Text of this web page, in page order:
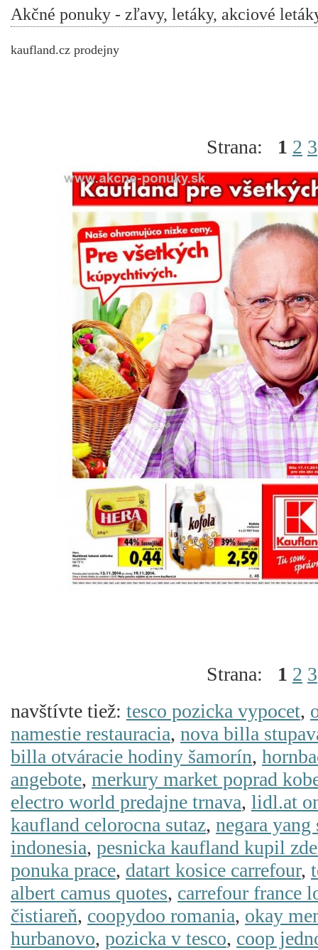
Akčné ponuky - zľavy, letáky, akciové
kaufland.cz prodejny
Strana: 1 2 3
Strana: 1 2 3
navštívte tiež: tesco pozicka vypocet,
namestie restauracia, nova billa
billa otváracie hodiny šamorín,
angebote, merkury market poprad
electro world predajne trnava, lidl.at
kaufland celorocna sutaz, negara
indonesia, pesnicka kaufland kupil
ponuka prace, datart kosice carrefour,
albert camus quotes, carrefour france
čistiareň, coopydoo romania, okay
hurbanovo, pozicka v tesco, coop